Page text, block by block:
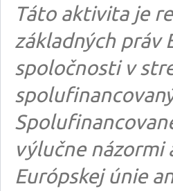
Táto aktivita je
základných práv
spoločnosti v
výlučne názormi
Európskej únie